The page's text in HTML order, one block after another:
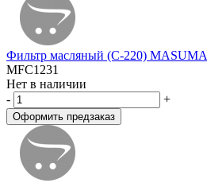
Фильтр масляный (C-220) MASUMA
MFC1231
Нет в наличии
-
+